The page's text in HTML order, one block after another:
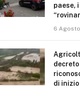
paese,
6
di